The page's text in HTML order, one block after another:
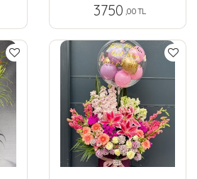
3750 ,00 TL